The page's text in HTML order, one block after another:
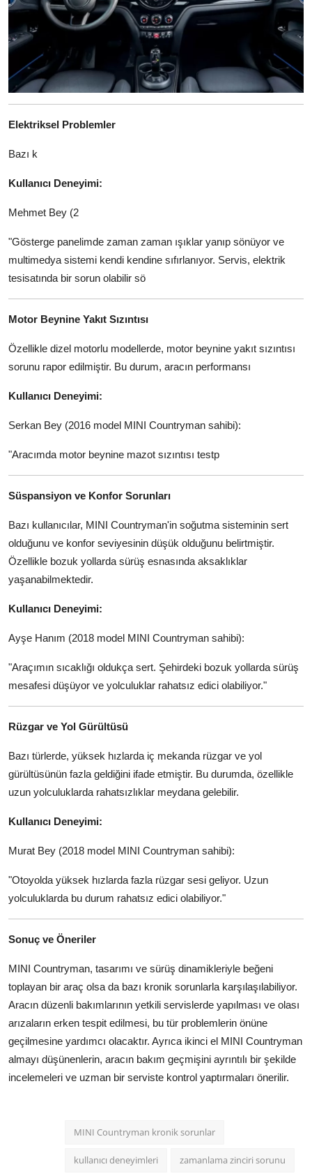
Elektriksel Problemler
Bazı k
Kullanıcı Deneyimi:
Mehmet Bey (2
"Gösterge panelimde zaman zaman ışıklar yanıp sönüyor ve
multimedya sistemi kendi kendine sıfırlanıyor. Servis, elektrik
tesisatında bir sorun olabilir sö
Motor Beynine Yakıt Sızıntısı
Özellikle dizel motorlu modellerde, motor beynine yakıt sızıntısı
sorunu rapor edilmiştir. Bu durum, aracın performansı
Kullanıcı Deneyimi:
Serkan Bey (2016 model MINI Countryman sahibi):
"Aracımda motor beynine mazot sızıntısı testp
Süspansiyon ve Konfor Sorunları
Bazı kullanıcılar, MINI Countryman'in soğutma sisteminin sert
olduğunu ve konfor seviyesinin düşük olduğunu belirtmiştir.
Özellikle bozuk yollarda sürüş esnasında aksaklıklar
yaşanabilmektedir.
Kullanıcı Deneyimi:
Ayşe Hanım (2018 model MINI Countryman sahibi):
"Araçımın sıcaklığı oldukça sert. Şehirdeki bozuk yollarda sürüş
mesafesi düşüyor ve yolculuklar rahatsız edici olabiliyor."
Rüzgar ve Yol Gürültüsü
Bazı türlerde, yüksek hızlarda iç mekanda rüzgar ve yol
gürültüsünün fazla geldiğini ifade etmiştir. Bu durumda, özellikle
uzun yolculuklarda rahatsızlıklar meydana gelebilir.
Kullanıcı Deneyimi:
Murat Bey (2018 model MINI Countryman sahibi):
"Otoyolda yüksek hızlarda fazla rüzgar sesi geliyor. Uzun
yolculuklarda bu durum rahatsız edici olabiliyor."
Sonuç ve Öneriler
MINI Countryman, tasarımı ve sürüş dinamikleriyle beğeni
toplayan bir araç olsa da bazı kronik sorunlarla karşılaşılabiliyor.
Aracın düzenli bakımlarının yetkili servislerde yapılması ve olası
arızaların erken tespit edilmesi, bu tür problemlerin önüne
geçilmesine yardımcı olacaktır. Ayrıca ikinci el MINI Countryman
almayı düşünenlerin, aracın bakım geçmişini ayrıntılı bir şekilde
incelemeleri ve uzman bir serviste kontrol yaptırmaları önerilir.
MINI Countryman kronik sorunlar
kullanıcı deneyimleri zamanlama zinciri sorunu